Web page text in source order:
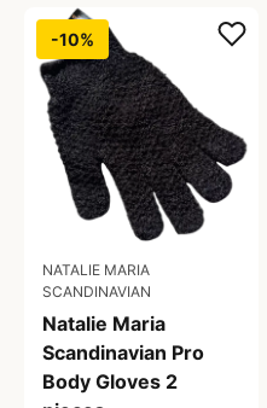
-10%
NATALIE MARIA
SCANDINAVIAN
Natalie Maria
Scandinavian Pro
Body Gloves 2